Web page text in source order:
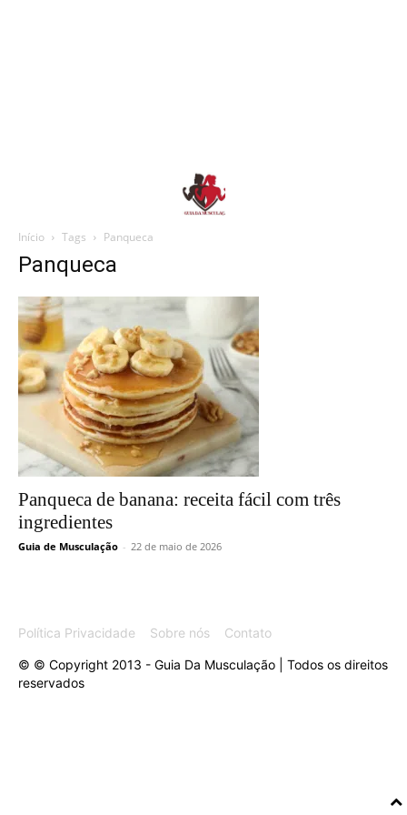
Início Tags Panqueca
Panqueca
Panqueca de banana: receita fácil com três
ingredientes
Guia de Musculação - 22 de maio de 2026
Política Privacidade Sobre nós Contato
© © Copyright 2013 - Guia Da Musculação | Todos os direitos
reservados